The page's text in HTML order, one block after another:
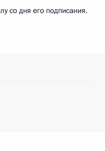
со дня его подписания.